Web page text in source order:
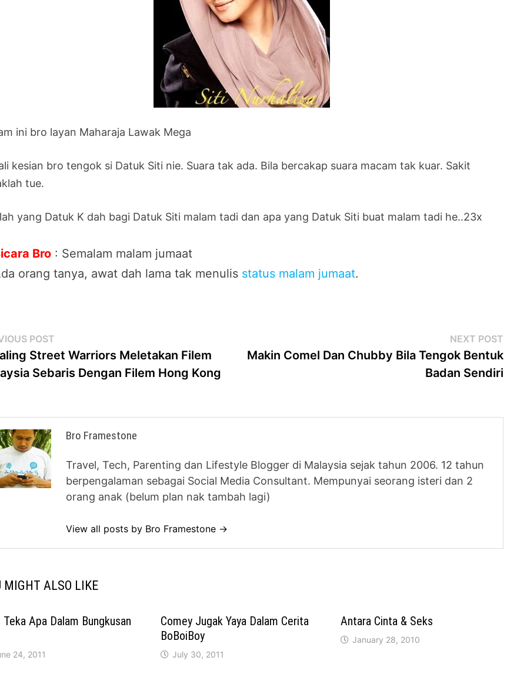
ini bro layan Maharaja Lawak Mega
kesian bro tengok si Datuk Siti nie. Suara tak ada. Bila bercakap suara macam tak kuar. Sakit
tue.
yang Datuk K dah bagi Datuk Siti malam tadi dan apa yang Datuk Siti buat malam tadi he..23x
Bro : Semalam malam jumaat
orang tanya, awat dah lama tak menulis status malam jumaat.
POST
post:
Street Warriors Meletakan Filem
Sebaris Dengan Filem Hong Kong
NEXT POSTNext
Makin Comel Dan Chubby Bila Tengok Bentuk
Badan Sendiri
Bro Framestone
Travel, Tech, Parenting dan Lifestyle Blogger di Malaysia sejak tahun 2006. 12 tahun
berpengalaman sebagai Social Media Consultant. Mempunyai seorang isteri dan 2
orang anak (belum plan nak tambah lagi)
View all posts by Bro Framestone →
MIGHT ALSO LIKE
Apa Dalam Bungkusan
24, 2011
Comey Jugak Yaya Dalam Cerita
BoBoiBoy
July 30, 2011
Antara Cinta & Seks
January 28, 2010